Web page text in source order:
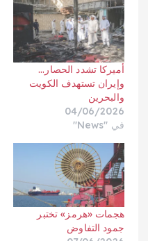
أميركا تشدد الحصار…
وإيران تستهدف الكويت
والبحرين
04/06/2026
في "News"
هجمات «هرمز» تختبر
جمود التفاوض